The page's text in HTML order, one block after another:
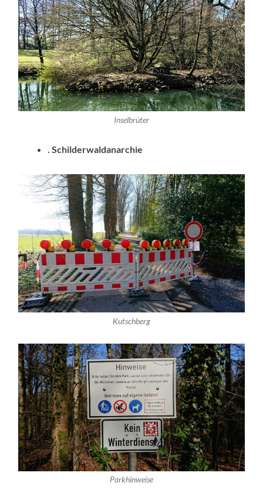
Inselbrüter
. Schilderwaldanarchie
Kutschberg
Parkhinweise